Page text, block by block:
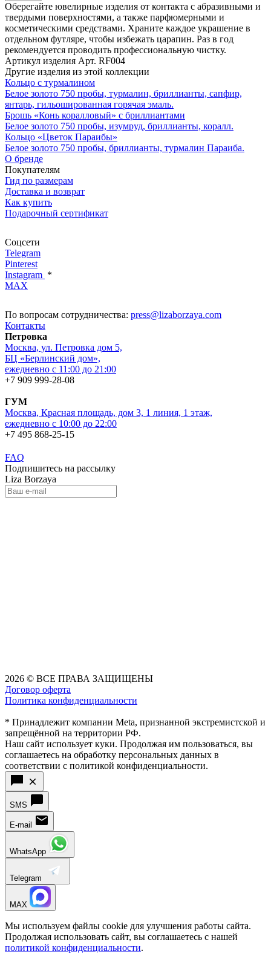
Оберегайте ювелирные изделия от контакта с абразивными и
твердыми поверхностями, а также парфюмерными и
косметическими средствами. Храните каждое украшение в
отдельном футляре, чтобы избежать царапин. Раз в год
рекомендуется проводить профессиональную чистку.
Артикул изделия Арт. RF004
Другие изделия из этой коллекции
Кольцо с турмалином
Белое золото 750 пробы, турмалин, бриллианты, сапфир,
янтарь, гильошированная горячая эмаль.
Брошь «Конь коралловый» с бриллиантами
Белое золото 750 пробы, изумруд, бриллианты, коралл.
Кольцо «Цветок Параибы»
Белое золото 750 пробы, бриллианты, турмалин Параиба.
О бренде
Покупателям
Гид по размерам
Доставка и возврат
Как купить
Подарочный сертификат
Соцсети
Telegram
Pinterest
Instagram *
MAX
По вопросам сотрудничества: press@lizaborzaya.com
Контакты
Петровка
Москва, ул. Петровка дом 5,
БЦ «Берлинский дом»,
ежедневно с 11:00 до 21:00
+7 909 999-28-08
ГУМ
Москва, Красная площадь, дом 3, 1 линия, 1 этаж,
ежедневно с 10:00 до 22:00
+7 495 868-25-15
FAQ
Подпишитесь на рассылку
Liza Borzaya
2026 © ВСЕ ПРАВА ЗАЩИЩЕНЫ
Договор оферта
Политика конфиденциальности
* Принадлежит компании Meta, признанной экстремистской и
запрещённой на территории РФ.
Наш сайт использует куки. Продолжая им пользоваться, вы
соглашаетесь на обработку персональных данных в
соответствии с политикой конфиденциальности.
SMS
E-mail
WhatsApp
Telegram
MAX
Мы используем файлы cookie для улучшения работы сайта.
Продолжая использовать сайт, вы соглашаетесь с нашей
политикой конфиденциальности.